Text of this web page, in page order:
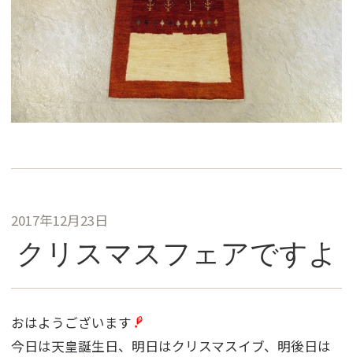
2017年12月23日
クリスマスフェアですよ
おはようございます
今日は天皇誕生日、明日はクリスマスイブ、明後日は